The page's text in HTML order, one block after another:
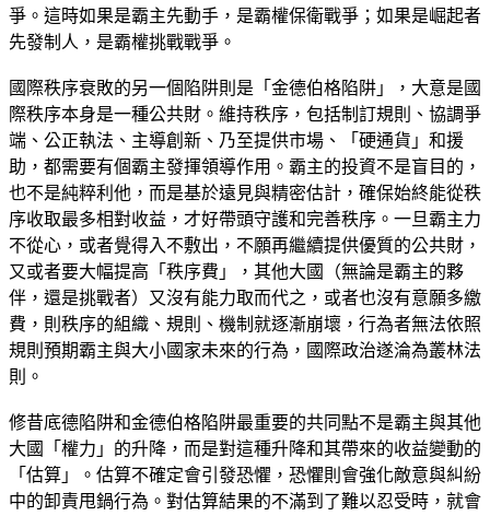
爭。這時如果是霸主先動手，是霸權保衛戰爭；如果是崛起者
先發制人，是霸權挑戰戰爭。
國際秩序衰敗的另一個陷阱則是「金德伯格陷阱」，大意是國
際秩序本身是一種公共財。維持秩序，包括制訂規則、協調爭
端、公正執法、主導創新、乃至提供市場、「硬通貨」和援
助，都需要有個霸主發揮領導作用。霸主的投資不是盲目的，
也不是純粹利他，而是基於遠見與精密估計，確保始終能從秩
序收取最多相對收益，才好帶頭守護和完善秩序。一旦霸主力
不從心，或者覺得入不敷出，不願再繼續提供優質的公共財，
又或者要大幅提高「秩序費」，其他大國（無論是霸主的夥
伴，還是挑戰者）又沒有能力取而代之，或者也沒有意願多繳
費，則秩序的組織、規則、機制就逐漸崩壞，行為者無法依照
規則預期霸主與大小國家未來的行為，國際政治遂淪為叢林法
則。
修昔底德陷阱和金德伯格陷阱最重要的共同點不是霸主與其他
大國「權力」的升降，而是對這種升降和其帶來的收益變動的
「估算」。估算不確定會引發恐懼，恐懼則會強化敵意與糾紛
中的卸責甩鍋行為。對估算結果的不滿到了難以忍受時，就會